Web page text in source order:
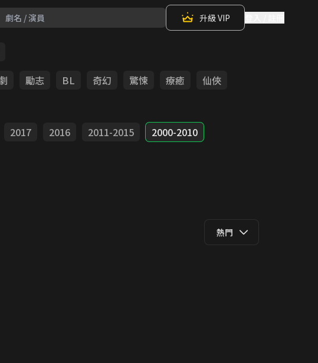
升級 VIP
勵志 BL 奇幻 驚悚 療癒
仙俠
2017 2016 2011-2015
2000-2010
熱門